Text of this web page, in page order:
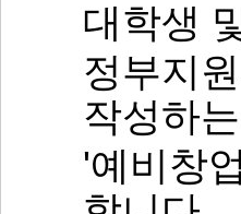
대학생
정부지
작성하
'예비창